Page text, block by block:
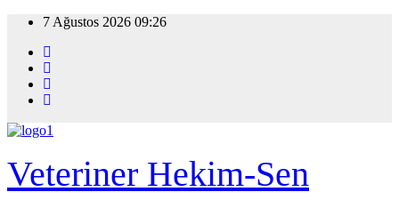
Skip
content
7 Ağustos 2026 09:26
Veteriner Hekim-Sen